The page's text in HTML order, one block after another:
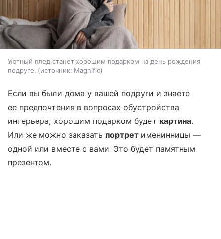
Уютный плед станет хорошим подарком на день рождения
подруге.
источник: Magnific
Если вы были дома у вашей подруги и знаете
ее предпочтения в вопросах обустройства
интерьера, хорошим подарком будет картина.
Или же можно заказать портрет именинницы —
одной или вместе с вами. Это будет памятным
презентом.